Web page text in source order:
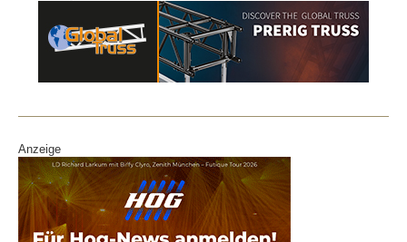
Anzeige